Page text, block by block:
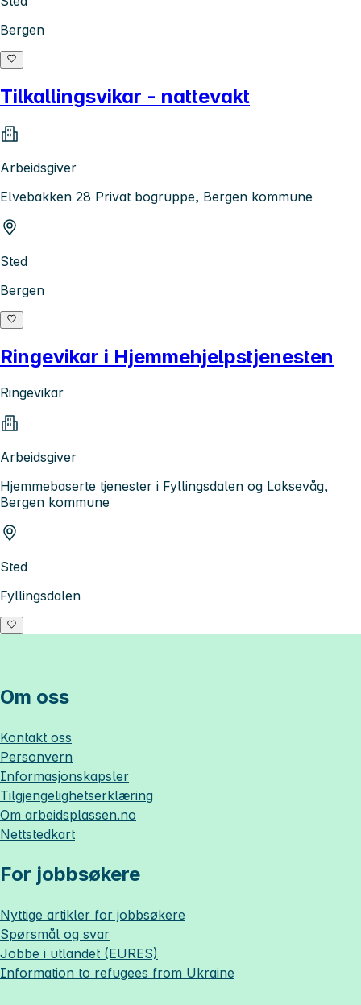
Bergen
Tilkallingsvikar - nattevakt
Arbeidsgiver
Elvebakken 28 Privat bogruppe, Bergen kommune
Sted
Bergen
Ringevikar i Hjemmehjelpstjenesten
Ringevikar
Arbeidsgiver
Hjemmebaserte tjenester i Fyllingsdalen og Laksevåg,
Bergen kommune
Sted
Fyllingsdalen
Om oss
Kontakt oss
Personvern
Informasjonskapsler
Tilgjengelighetserklæring
Om arbeidsplassen.no
Nettstedkart
For jobbsøkere
Nyttige artikler for jobbsøkere
Spørsmål og svar
Jobbe i utlandet (EURES)
Information to refugees from Ukraine